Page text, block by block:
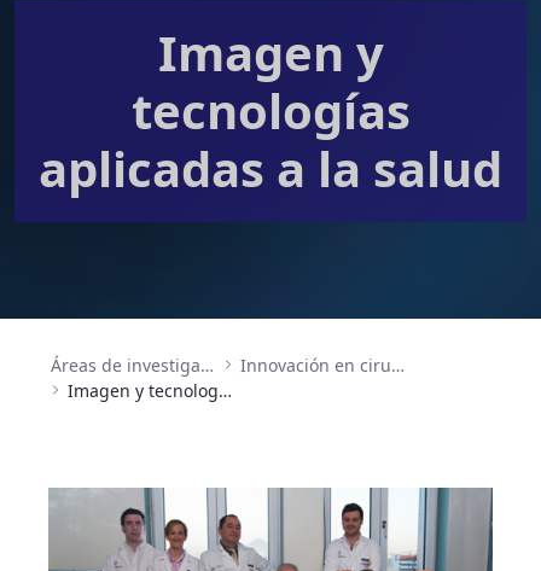
Imagen y
tecnologías
aplicadas a la salud
Áreas de investigación
Innovación en cirugía, ingeniería biomédica, bioinformática y tecnologías de la salud
Imagen y tecnologías aplicadas a la salud